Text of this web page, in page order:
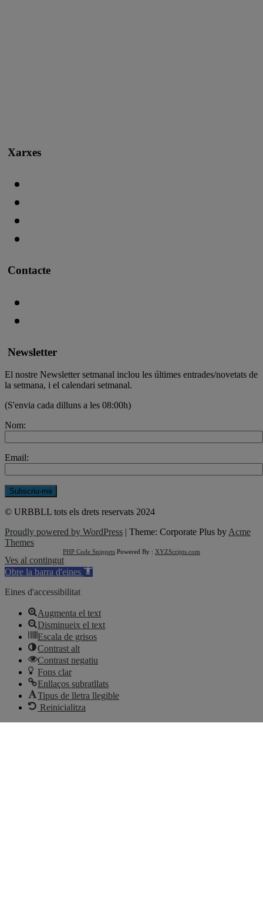
Xarxes
Contacte
Newsletter
El nostre Newsletter setmanal inclou les últimes entrades/novetats de
la setmana, i el calendari setmanal.
(S'envia cada dilluns a les 08:00h)
Nom:
Email:
© URBBLL tots els drets reservats 2024
Proudly powered by WordPress
Theme: Corporate Plus byAcme
Themes
PHP Code Snippets Powered By : XYZScripts.com
Ves al contingut
Obre la barra d'eines
Eines d'accessibilitat
Augmenta el text
Disminueix el text
Escala de grisos
Contrast alt
Contrast negatiu
Fons clar
Enllaços subratllats
Tipus de lletra llegible
Reinicialitza